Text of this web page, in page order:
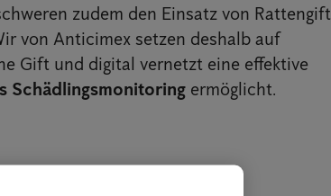
zudem den Einsatz von Rattengift
von Anticimex setzen deshalb auf
Gift und digital vernetzt eine effektive
Schädlingsmonitoring ermöglicht.